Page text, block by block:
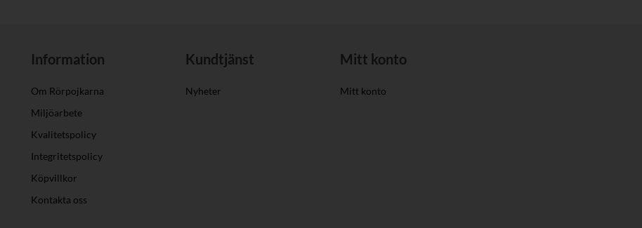
Information
Om Rörpojkarna
Miljöarbete
Kvalitetspolicy
Integritetspolicy
Köpvillkor
Kontakta oss
Kundtjänst
Nyheter
Mitt konto
Mitt konto